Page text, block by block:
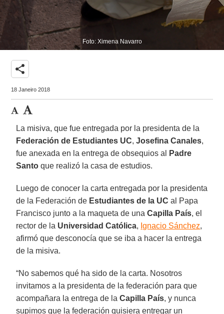
Foto: Ximena Navarro
share
18 Janeiro 2018
La misiva, que fue entregada por la presidenta de la
Federación de Estudiantes UC,Josefina Canales,
fue anexada en la entrega de obsequios al
Padre
Santo que realizó la casa de estudios.
Luego de conocer la carta entregada por la presidenta
de la Federación de Estudiantes de la UC al Papa
Francisco junto a la maqueta de unaCapilla País, el
rector de la Universidad Católica, Ignacio Sánchez,
afirmó que desconocía que se iba a hacer la entrega
de la misiva.
“No sabemos qué ha sido de la carta. Nosotros
invitamos a la presidenta de la federación para que
acompañara la entrega de laCapilla País, y nunca
supimos que la federación quisiera entregar un